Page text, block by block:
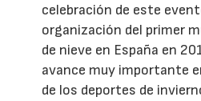
celebración de este
organización del primer
de nieve en España en
avance muy importante
de los deportes de